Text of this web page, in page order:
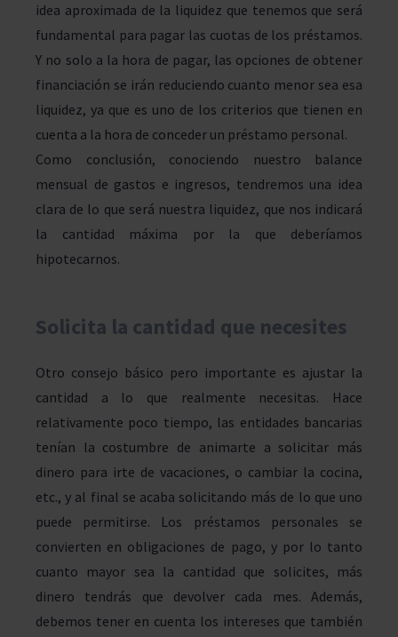
idea aproximada de la liquidez que tenemos que será
fundamental para pagar las cuotas de los préstamos.
Y no solo a la hora de pagar, las opciones de obtener
financiación se irán reduciendo cuanto menor sea esa
liquidez, ya que es uno de los criterios que tienen en
cuenta a la hora de conceder un préstamo personal.
Como conclusión, conociendo nuestro balance
mensual de gastos e ingresos, tendremos una idea
clara de lo que será nuestra liquidez, que nos indicará
la cantidad máxima por la que deberíamos
hipotecarnos.
Solicita la cantidad que necesites
Otro consejo básico pero importante es ajustar la
cantidad a lo que realmente necesitas. Hace
relativamente poco tiempo, las entidades bancarias
tenían la costumbre de animarte a solicitar más
dinero para irte de vacaciones, o cambiar la cocina,
etc., y al final se acaba solicitando más de lo que uno
puede permitirse. Los préstamos personales se
convierten en obligaciones de pago, y por lo tanto
cuanto mayor sea la cantidad que solicites, más
dinero tendrás que devolver cada mes. Además,
debemos tener en cuenta los intereses que también